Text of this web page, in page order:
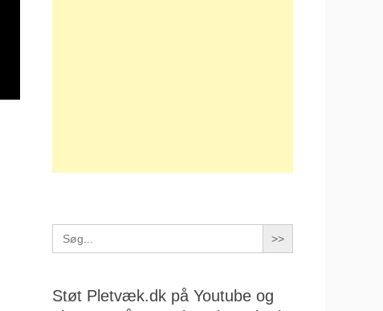
Search
for:
Støt Pletvæk.dk på Youtube og